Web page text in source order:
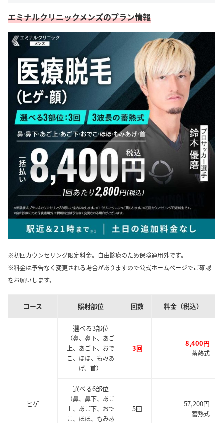
エミナルクリニックメンズのプラン情報
※初回カウンセリング限定料金。自由診療のため保険適用外です。
※料金は予告なく変更される場合がありますので公式ホームページでご確認
をお願いします。
コース 照射部位 回数 料金（税込）
ヒゲ
選べる3部位
（鼻、鼻下、あご
上、あご下、おで
こ、ほほ、もみあ
げ、首）
3回
8,400円
蓄熱式
選べる6部位
（鼻、鼻下、あご
上、あご下、おで
こ、ほほ、もみあ
5回
57,200円
蓄熱式